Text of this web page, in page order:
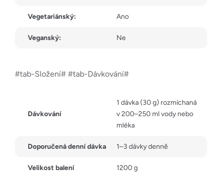
Vegetariánský: Ano
Veganský: Ne
#tab-Složení# #tab-Dávkování#
Dávkování
1 dávka (30 g) rozmíchaná
v 200–250 ml vody nebo
mléka
Doporučená denní dávka 1–3 dávky denně
Velikost balení 1200 g